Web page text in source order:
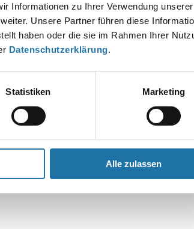
Informationen zu Ihrer Verwendung unserer
Unsere Partner führen diese
haben oder die sie im Rahmen Ihrer
Datenschutzerklärung.
Statistiken Marketing
Alle zulassen